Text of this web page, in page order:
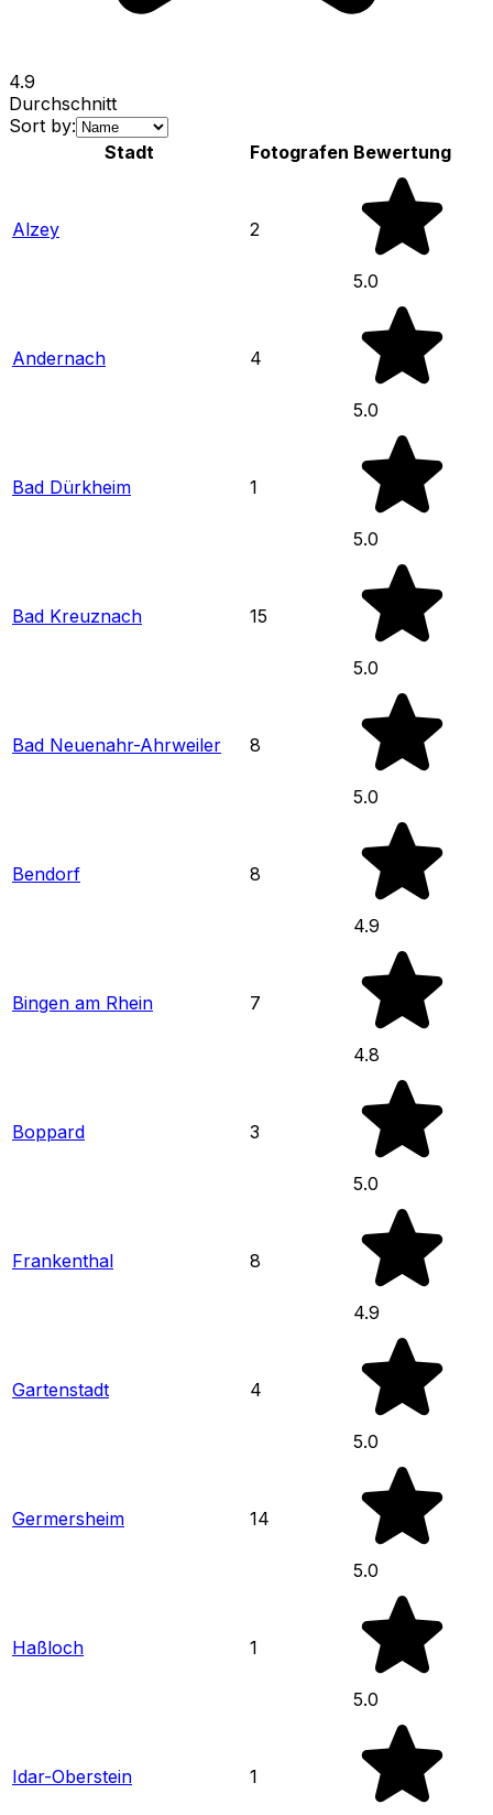
4.9
Durchschnitt
Sort by:
Stadt
Fotografen Bewertung
Alzey 2
5.0
Andernach 4
5.0
Bad Dürkheim 1
5.0
Bad Kreuznach 15
5.0
Bad Neuenahr-Ahrweiler 8
5.0
Bendorf 8
4.9
Bingen am Rhein 7
4.8
Boppard 3
5.0
Frankenthal 8
4.9
Gartenstadt 4
5.0
Germersheim 14
5.0
Haßloch 1
5.0
Idar-Oberstein 1